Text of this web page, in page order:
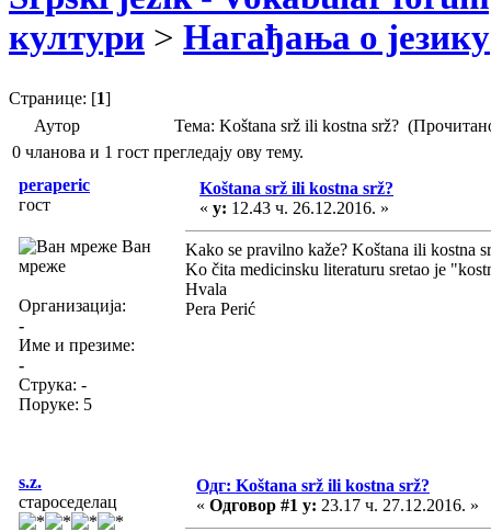
култури > Нагађања о језику
Странице: [1]
Аутор
Тема: Koštana srž ili kostna srž?
0 чланова и 1 гост прегледају ову тему.
peraperic
гост
Ван
мреже
Организација:
-
Име и презиме:
-
Струка: -
Поруке: 5
Koštana srž ili kostna srž?
« у: 12.43 ч. 26.12.2016. »
Kako se pravilno kaže? Koštana ili kostna
Ko čita medicinsku literaturu sretao je
Hvala
Pera Perić
s.z.
староседелац
Одг: Koštana srž ili kostna srž?
« Одговор #1 у: 23.17 ч. 27.12.2016. »